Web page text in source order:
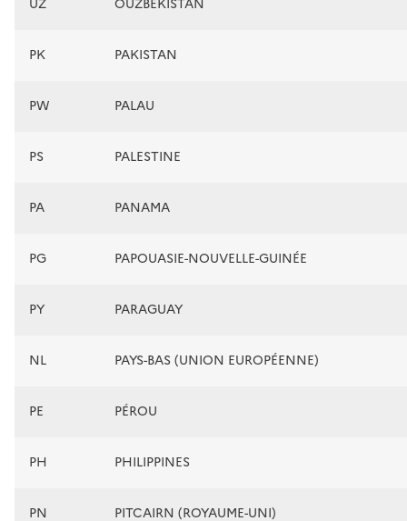
PK PAKISTAN
PW PALAU
PS PALESTINE
PA PANAMA
PG PAPOUASIE-NOUVELLE-GUINÉE
PY PARAGUAY
NL PAYS-BAS (UNION EUROPÉENNE)
PE PÉROU
PH PHILIPPINES
PN PITCAIRN (ROYAUME-UNI)